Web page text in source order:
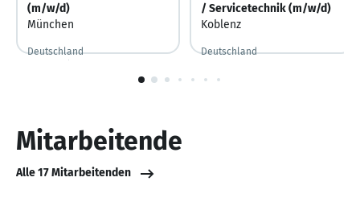
(m/w/d)
München
Deutschland
/ Servicetechnik (m/w/d)
Koblenz
Deutschland
1
Mitarbeitende
Alle 17 Mitarbeitenden